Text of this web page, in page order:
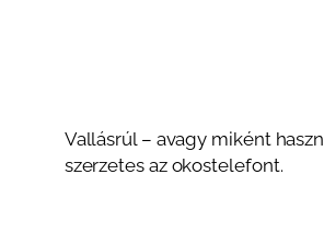
Vallásrúl – avagy miként
szerzetes az okostelefont.